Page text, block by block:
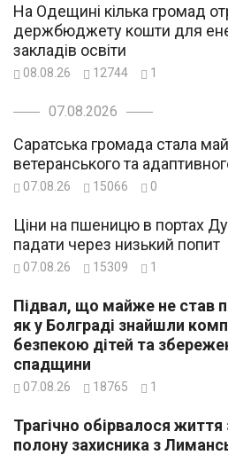
На Одещині кілька громад
держбюджету кошти для
закладів освіти
08.08.26 12744 1
07.08.2026
Саратська громада стала
ветеранського та
07.08.26 15066 0
Ціни на пшеницю в портах
падати через низький попит
07.08.26 15309 1
Підвал, що майже не став
як у Болграді знайшли
безпекою дітей та
спадщини
07.08.26 18765 1
Трагічно обірвалося життя
полону захисника з